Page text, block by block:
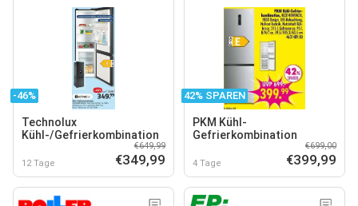
-46%
Technolux
Kühl-/Gefrierkombination
12 Tage
€649,99
€349,99
42% SPAREN
PKM Kühl-
Gefrierkombination
4 Tage
€699,00
€399,99